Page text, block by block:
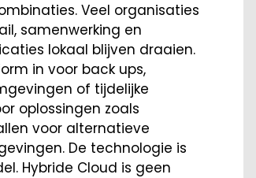
Veel organisaties
samenwerking en
lokaal blijven draaien.
in voor back ups,
of tijdelijke
oplossingen zoals
voor alternatieve
De technologie is
Hybride Cloud is geen